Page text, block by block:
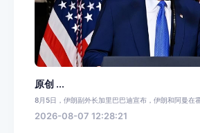
原创 ...
8月5日，伊朗副外长加里巴巴迪宣布，伊朗和阿曼在
2026-08-07 12:28:21